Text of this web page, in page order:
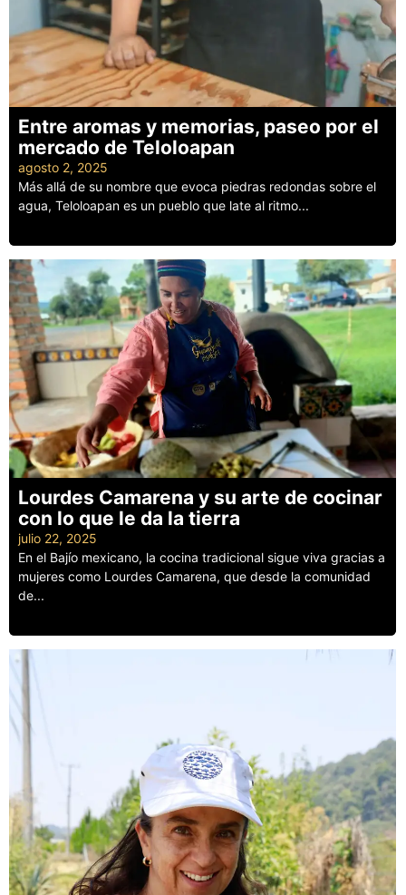
Entre aromas y memorias, paseo por el
mercado de Teloloapan
agosto 2, 2025
Más allá de su nombre que evoca piedras redondas sobre el
agua, Teloloapan es un pueblo que late al ritmo...
Lourdes Camarena y su arte de cocinar
con lo que le da la tierra
julio 22, 2025
En el Bajío mexicano, la cocina tradicional sigue viva gracias a
mujeres como Lourdes Camarena, que desde la comunidad
de...